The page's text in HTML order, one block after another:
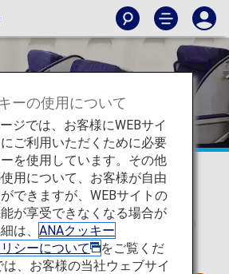
300ER（763）
300ER (763)
(763)のシートマップについてご案内
ーの使用について
ジでは、お客様にWEBサイ
ご利用いただくために必要
を使用しています。その他
用について、お客様が自由
できますが、WEBサイトの
が享受できなくなる場合が
は、 ANAクッキー
リシーについて
をご覧くだ
は、お客様の当社ウェブサイ